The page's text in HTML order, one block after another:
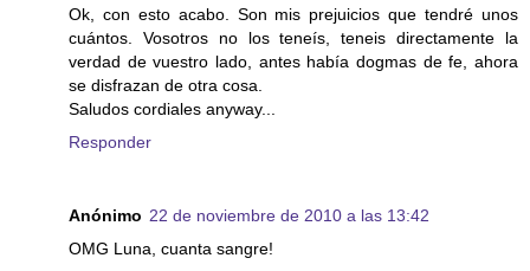
Ok, con esto acabo. Son mis prejuicios que tendré unos
cuántos. Vosotros no los teneís, teneis directamente la
verdad de vuestro lado, antes había dogmas de fe, ahora
se disfrazan de otra cosa.
Saludos cordiales anyway...
Responder
Anónimo 22 de noviembre de 2010 a las 13:42
OMG Luna, cuanta sangre!